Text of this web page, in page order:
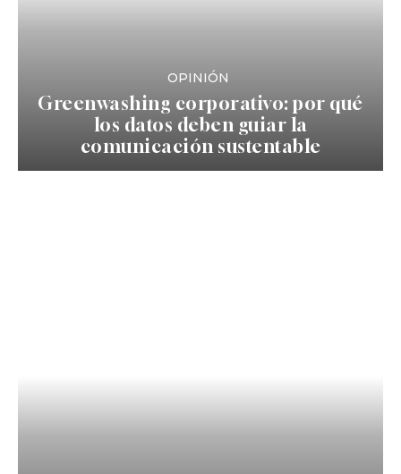
OPINIÓN
Greenwashing corporativo: por qué
los datos deben guiar la
comunicación sustentable